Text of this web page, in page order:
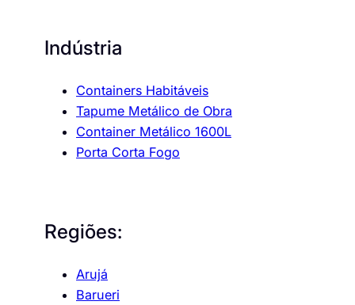
Indústria
Containers Habitáveis
Tapume Metálico de Obra
Container Metálico 1600L
Porta Corta Fogo
Regiões:
Arujá
Barueri